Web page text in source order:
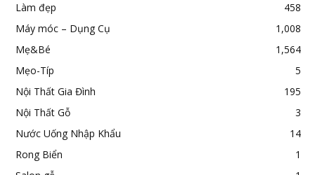
Làm đẹp
458
Máy móc – Dụng Cụ
1,008
Mẹ&Bé
1,564
Mẹo-Típ
5
Nội Thất Gia Đình
195
Nội Thất Gỗ
3
Nước Uống Nhập Khẩu
14
Rong Biển
1